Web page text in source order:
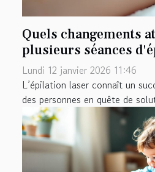
Quels changements
plusieurs séances
Lundi 12 janvier 2026 11:46
L’épilation laser connaît un
des personnes en quête de